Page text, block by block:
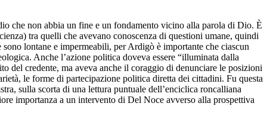
che non abbia un fine e un fondamento vicino alla parola di Dio. È
tra quelli che avevano conoscenza di questioni umane, quindi
lontane e impermeabili, per Ardigò è importante che ciascun
Anche l’azione politica doveva essere “illuminata dalla
del credente, ma aveva anche il coraggio di denunciare le posizioni
le forme di partecipazione politica diretta dei cittadini. Fu questa
sulla scorta di una lettura puntuale dell’enciclica roncalliana
importanza a un intervento di Del Noce avverso alla prospettiva